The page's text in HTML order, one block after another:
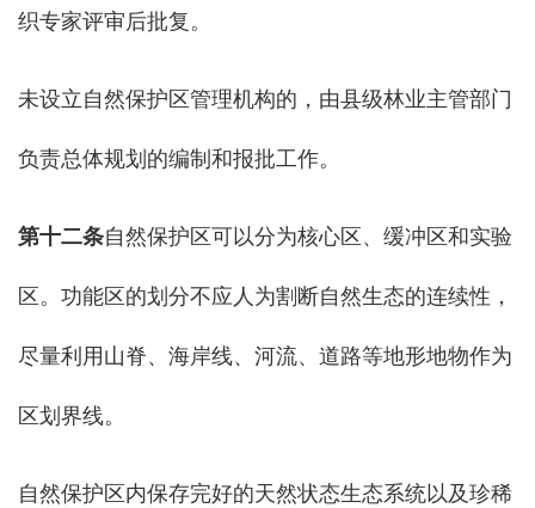
织专家评审后批复。
未设立自然保护区管理机构的，由县级林业主管部门
负责总体规划的编制和报批工作。
第十二条自然保护区可以分为核心区、缓冲区和实验
区。功能区的划分不应人为割断自然生态的连续性，
尽量利用山脊、海岸线、河流、道路等地形地物作为
区划界线。
自然保护区内保存完好的天然状态生态系统以及珍稀